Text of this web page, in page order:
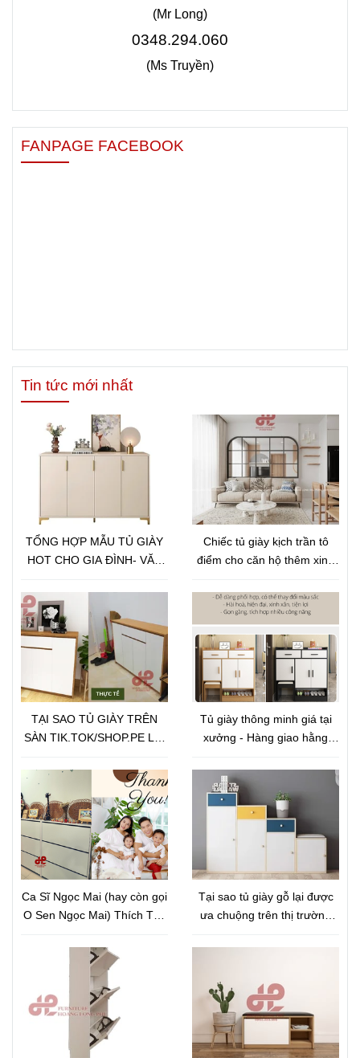
(Mr Long)
0348.294.060
(Ms Truyền)
FANPAGE FACEBOOK
Tin tức mới nhất
TỔNG HỢP MẪU TỦ GIÀY
HOT CHO GIA ĐÌNH- VĂN
Chiếc tủ giày kịch trần tô
điểm cho căn hộ thêm xinh
TẠI SAO TỦ GIÀY TRÊN
SÀN TIK.TOK/SHOP.PE LẠI
Tủ giày thông minh giá tại
xưởng - Hàng giao hằng
lượng tới tay người tiêu
dùng
Ca Sĩ Ngọc Mai (hay còn gọi
O Sen Ngọc Mai) Thích Thú
Mỏng
Tại sao tủ giày gỗ lại được
ưa chuộng trên thị trường